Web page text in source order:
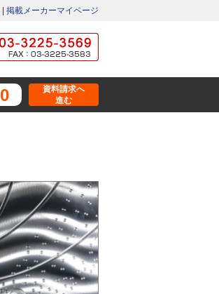
掲載メーカーマイページ
0
資料請求へ
進む